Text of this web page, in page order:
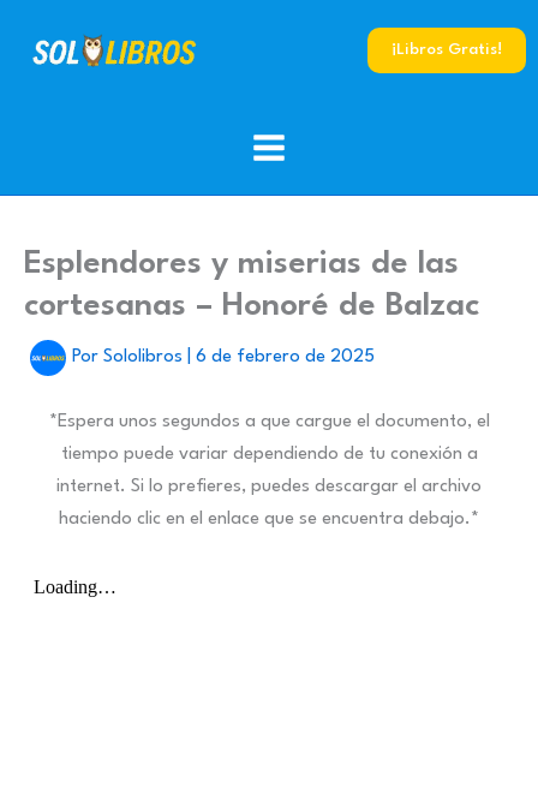
¡Libros Gratis!
Esplendores y miserias de las
cortesanas – Honoré de Balzac
Por Sololibros 6 de febrero de 2025
*Espera unos segundos a que cargue el documento, el
tiempo puede variar dependiendo de tu conexión a
internet. Si lo prefieres, puedes descargar el archivo
haciendo clic en el enlace que se encuentra debajo.*